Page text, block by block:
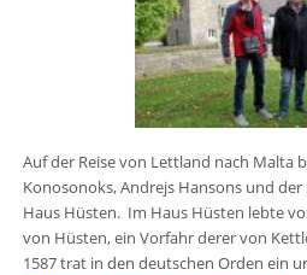
Auf der Reise von Lettland nach Malta
Konosonoks, Andrejs Hansons und
Haus Hüsten. Im Haus Hüsten lebte
von Hüsten, ein Vorfahr derer von
1587 trat in den deutschen Orden ein